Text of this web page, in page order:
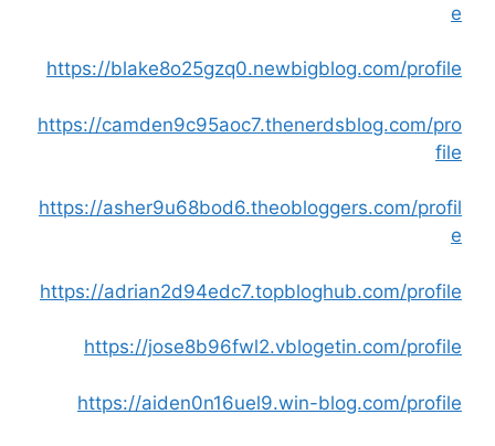
e
https://blake8o25gzq0.newbigblog.com/profile
https://camden9c95aoc7.thenerdsblog.com/pro
file
https://asher9u68bod6.theobloggers.com/profil
e
https://adrian2d94edc7.topbloghub.com/profile
https://jose8b96fwl2.vblogetin.com/profile
https://aiden0n16uel9.win-blog.com/profile